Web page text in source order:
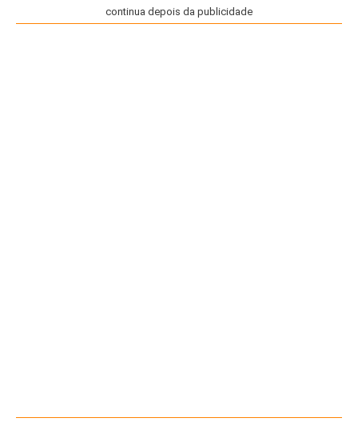
continua depois da publicidade